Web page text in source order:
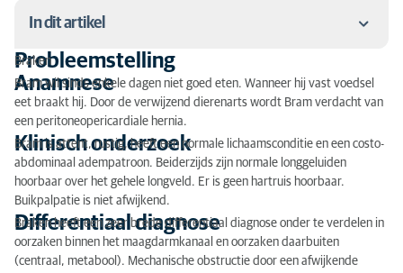
In dit artikel
Anamnese
Klinisch onderzoek
Differentiaal diagnose
Diagnostisch plan
Aanvullende diagnostiek
Probleemstelling
Braken
Anamnese
Bram wil sinds enkele dagen niet goed eten. Wanneer hij vast voedsel
eet braakt hij. Door de verwijzend dierenarts wordt Bram verdacht van
een peritoneopericardiale hernia.
Klinisch onderzoek
Bram is attent, rustig, heeft een normale lichaamsconditie en een costo-
abdominaal adempatroon. Beiderzijds zijn normale longgeluiden
hoorbaar over het gehele longveld. Er is geen hartruis hoorbaar.
Buikpalpatie is niet afwijkend.
Differentiaal diagnose
Braken heeft een zeer brede differentiaal diagnose onder te verdelen in
oorzaken binnen het maagdarmkanaal en oorzaken daarbuiten
(centraal, metabool). Mechanische obstructie door een afwijkende